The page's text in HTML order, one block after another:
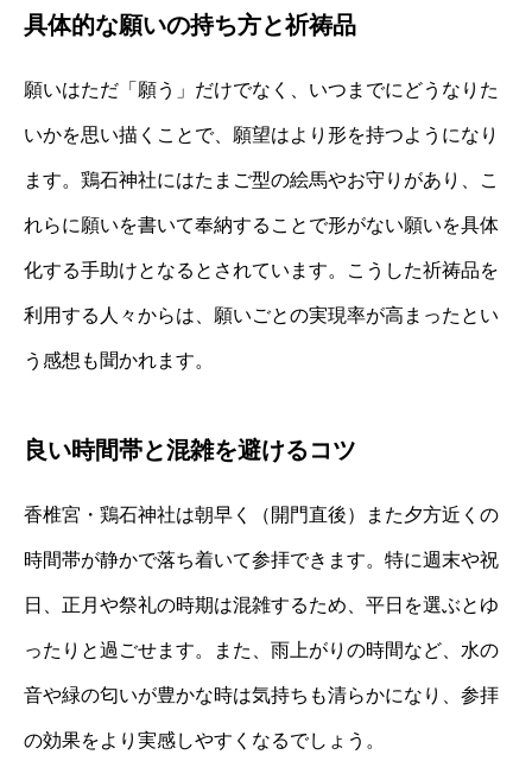
具体的な願いの持ち方と祈祷品
願いはただ「願う」だけでなく、いつまでにどうなりた
いかを思い描くことで、願望はより形を持つようになり
ます。鶏石神社にはたまご型の絵馬やお守りがあり、こ
れらに願いを書いて奉納することで形がない願いを具体
化する手助けとなるとされています。こうした祈祷品を
利用する人々からは、願いごとの実現率が高まったとい
う感想も聞かれます。
良い時間帯と混雑を避けるコツ
香椎宮・鶏石神社は朝早く（開門直後）また夕方近くの
時間帯が静かで落ち着いて参拝できます。特に週末や祝
日、正月や祭礼の時期は混雑するため、平日を選ぶとゆ
ったりと過ごせます。また、雨上がりの時間など、水の
音や緑の匂いが豊かな時は気持ちも清らかになり、参拝
の効果をより実感しやすくなるでしょう。